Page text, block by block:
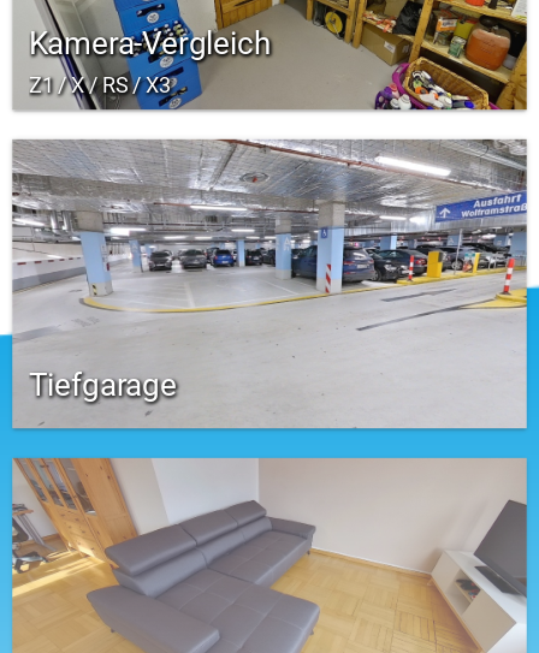
Kamera-Vergleich
Z1 / X / RS / X3
Tiefgarage